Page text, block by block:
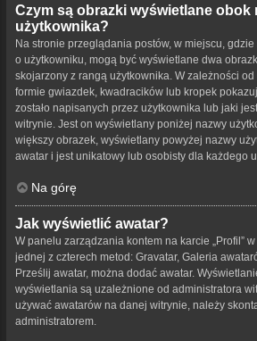
Czym są obrazki wyświetlane obok
użytkownika?
Na stronie przeglądania postów, w miejscu,
o użytkowniku, mogą być wyświetlane dwa
skojarzony z rangą użytkownika. W zależności
formie gwiazdek, kwadracików lub kropek
zostało napisanych przez użytkownika lub jaki
witrynie. Jest on wyświetlany poniżej nazwy
większy obrazek, wyświetlany powyżej nazwy
awatar i jest unikatowy lub osobisty dla każdego
Na górę
Jak wyświetlić awatar?
W panelu zarządzania kontem na karcie „Profil”
jednej z czterech metod: Gravatar, Galeria
Prześlij awatar, można dodać awatar.
wyświetlania są uzależnione od administratora
używać awatarów na danej witrynie, należy
administratorem.